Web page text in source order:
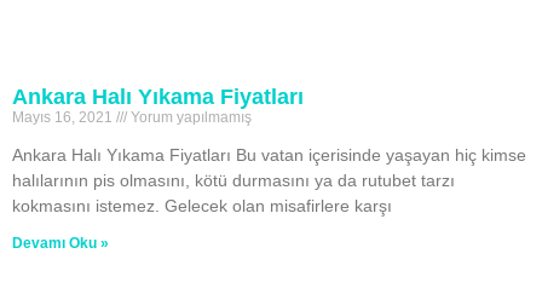
Ankara Halı Yıkama Fiyatları
Mayıs 16, 2021 Yorum yapılmamış
Ankara Halı Yıkama Fiyatları Bu vatan içerisinde yaşayan hiç kimse
halılarının pis olmasını, kötü durmasını ya da rutubet tarzı
kokmasını istemez. Gelecek olan misafirlere karşı
Devamı Oku »